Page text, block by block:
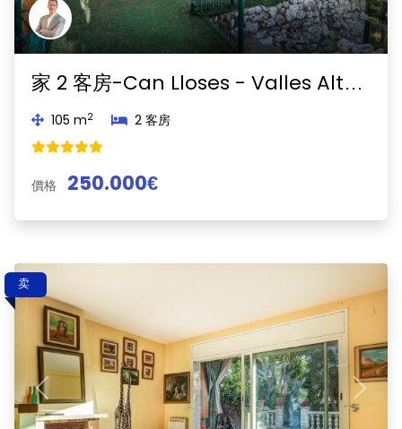
家 2 客房-Can Lloses - Valles Altos-Sant Pere de Ribes
105 m2 2 客房
價格 250.000€
卖
Previous Next